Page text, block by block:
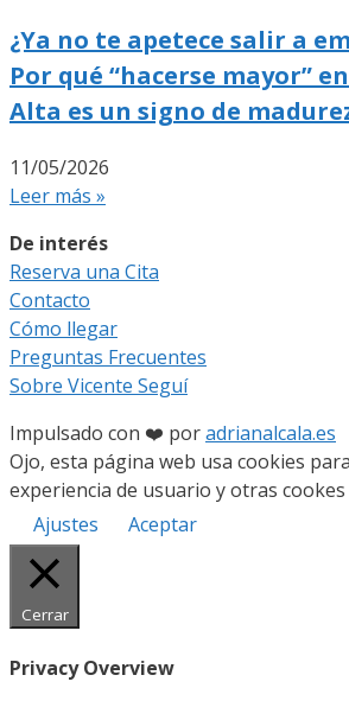
¿Ya no te apetece salir a
Por qué “hacerse mayor”
Alta es un signo de
11/05/2026
Leer más »
De interés
Reserva una Cita
Contacto
Cómo llegar
Preguntas Frecuentes
Sobre Vicente Seguí
Impulsado con ❤️ poradrianalcala.es
Ojo, esta página web usa cookies
experiencia de usuario y otras
Ajustes
Aceptar
Cerrar
Privacy Overview